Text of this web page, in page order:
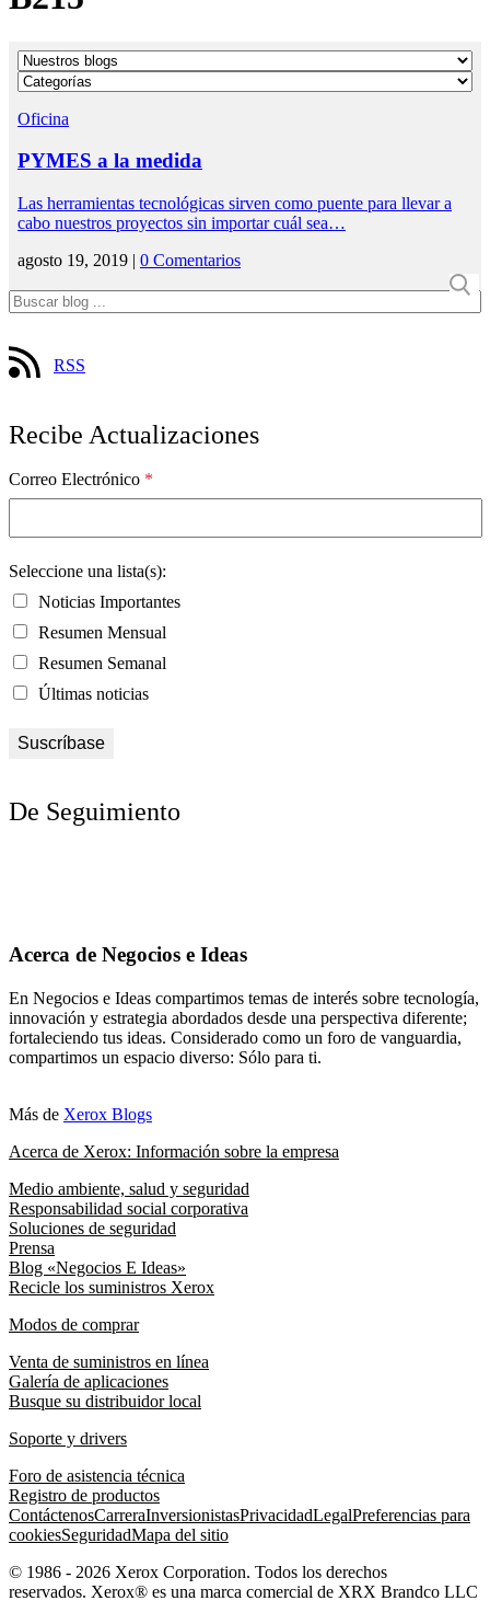
Oficina
PYMES a la medida
Las herramientas tecnológicas sirven como puente para llevar a
cabo nuestros proyectos sin importar cuál sea…
agosto 19, 2019 | 0 Comentarios
RSS
Recibe Actualizaciones
Correo Electrónico *
Seleccione una lista(s):
Noticias Importantes
Resumen Mensual
Resumen Semanal
Últimas noticias
De Seguimiento
Acerca de Negocios e Ideas
En Negocios e Ideas compartimos temas de interés sobre tecnología,
innovación y estrategia abordados desde una perspectiva diferente;
fortaleciendo tus ideas. Considerado como un foro de vanguardia,
compartimos un espacio diverso: Sólo para ti.
Más de Xerox Blogs
Acerca de Xerox: Información sobre la empresa
Medio ambiente, salud y seguridad
Responsabilidad social corporativa
Soluciones de seguridad
Prensa
Blog «Negocios E Ideas»
Recicle los suministros Xerox
Modos de comprar
Venta de suministros en línea
Galería de aplicaciones
Busque su distribuidor local
Soporte y drivers
Foro de asistencia técnica
Registro de productos
ContáctenosCarreraInversionistasPrivacidadLegalPreferencias para
cookiesSeguridadMapa del sitio
© 1986 - 2026 Xerox Corporation. Todos los derechos
reservados. Xerox® es una marca comercial de XRX Brandco LLC